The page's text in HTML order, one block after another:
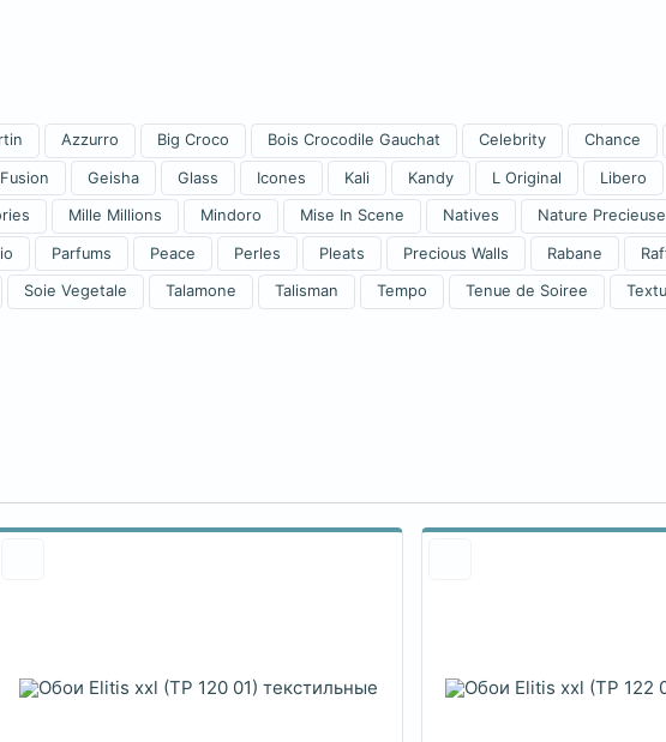
Azzurro Big Croco Bois Crocodile Gauchat Celebrity Chance
Fusion Geisha Glass Icones Kali Kandy L Original Libero
Mille Millions Mindoro Mise In Scene Natives Nature Precieuse
Parfums Peace Perles Pleats Precious Walls Rabane
Soie Vegetale Talamone Talisman Tempo Tenue de Soiree